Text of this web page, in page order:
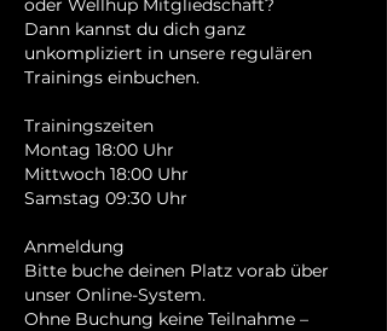
oder Wellhup Mitgliedschaft?
Dann kannst du dich ganz
unkompliziert in unsere regulären
Trainings einbuchen.
Trainingszeiten
Montag 18:00 Uhr
Mittwoch 18:00 Uhr
Samstag 09:30 Uhr
Anmeldung
Bitte buche deinen Platz vorab über
unser Online-System.
Ohne Buchung keine Teilnahme –